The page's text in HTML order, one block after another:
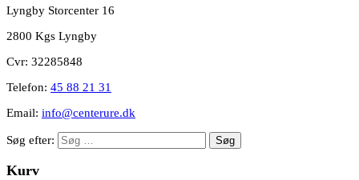
Lyngby Storcenter 16
2800 Kgs Lyngby
Cvr: 32285848
Telefon: 45 88 21 31
Email: info@centerure.dk
Søg efter:
Kurv